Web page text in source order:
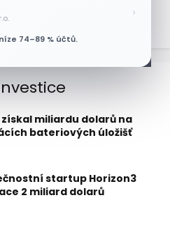
›
74–89 % účtů.
získal miliardu dolarů na
bateriových úložišť
startup Horizon3
2 miliard dolarů